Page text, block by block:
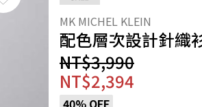
配色層次設計針織
NT$3,990
NT$2,394
40% OFF